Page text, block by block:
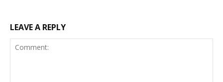
LEAVE A REPLY